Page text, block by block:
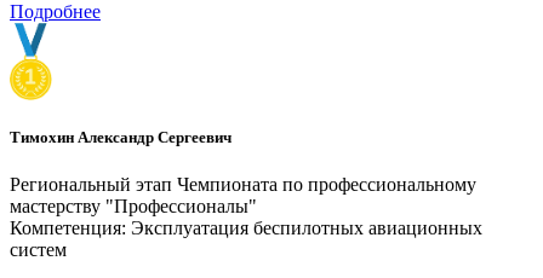
Подробнее
Тимохин Александр Сергеевич
Региональный этап Чемпионата по профессиональному
мастерству "Профессионалы"
Компетенция: Эксплуатация беспилотных авиационных
систем